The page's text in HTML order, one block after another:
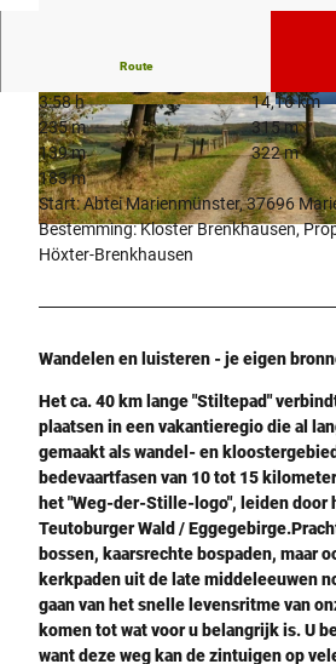
© Kulturland Kreis Höxter, Katja Krajewski |CC-BY-SA
© Kulturland Kreis Höxter, Frank Grawe
©
Route
3:58 h
14,16 km
235 m
315 m
139 m
322 m
183 m
Start: Abtei Marienmünster, 37696
Bestemming: Kloster Brenkhausen,
Höxter-Brenkhausen
Wandelen en luisteren - je eigen
Het ca. 40 km lange "Stiltepad"
plaatsen in een vakantieregio die al
gemaakt als wandel- en
bedevaartfasen van 10 tot 15
het "Weg-der-Stille-logo", leiden door
Teutoburger Wald /
bossen, kaarsrechte bospaden, maar
kerkpaden uit de late middeleeuwen
gaan van het snelle levensritme van
komen tot wat voor u belangrijk is. U
want deze weg kan de zintuigen op